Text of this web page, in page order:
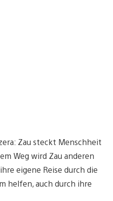
Zau steckt Menschheit
Weg wird Zau anderen
eigene Reise durch die
helfen, auch durch ihre